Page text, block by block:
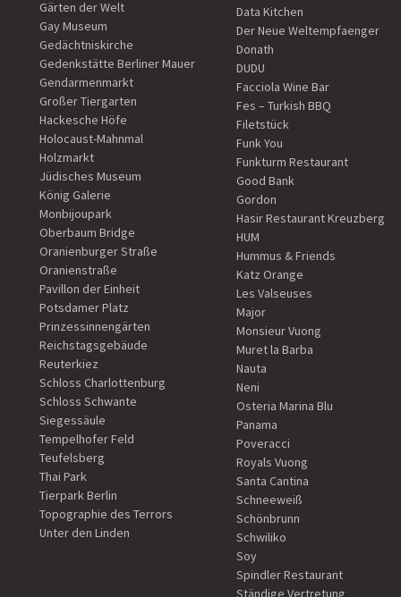
Gärten der Welt
Gay Museum
Gedächtniskirche
Gedenkstätte Berliner Mauer
Gendarmenmarkt
Großer Tiergarten
Hackesche Höfe
Holocaust-Mahnmal
Holzmarkt
Jüdisches Museum
König Galerie
Monbijoupark
Oberbaum Bridge
Oranienburger Straße
Oranienstraße
Pavillon der Einheit
Potsdamer Platz
Prinzessinnengärten
Reichstagsgebäude
Reuterkiez
Schloss Charlottenburg
Schloss Schwante
Siegessäule
Tempelhofer Feld
Teufelsberg
Thai Park
Tierpark Berlin
Topographie des Terrors
Unter den Linden
Data Kitchen
Der Neue Weltempfaenger
Donath
DUDU
Facciola Wine Bar
Fes – Turkish BBQ
Filetstück
Funk You
Funkturm Restaurant
Good Bank
Gordon
Hasir Restaurant Kreuzberg
HUM
Hummus & Friends
Katz Orange
Les Valseuses
Major
Monsieur Vuong
Muret la Barba
Nauta
Neni
Osteria Marina Blu
Panama
Poveracci
Royals Vuong
Santa Cantina
Schneeweiß
Schönbrunn
Schwiliko
Soy
Spindler Restaurant
Ständige Vertretung